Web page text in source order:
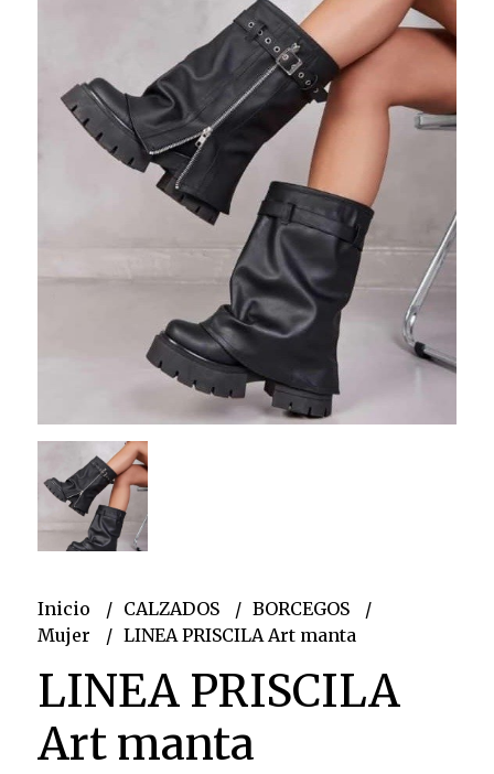
Inicio CALZADOS
BORCEGOS
Mujer
LINEA PRISCILA Art manta
LINEA PRISCILA
Art manta